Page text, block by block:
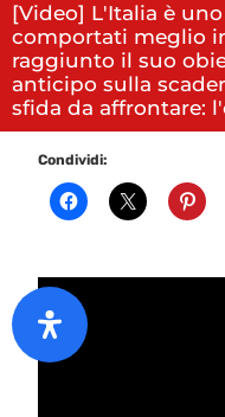
[Video] L'Italia è
comportati meglio
raggiunto il suo
anticipo sulla
sfida da affrontare:
Condividi: